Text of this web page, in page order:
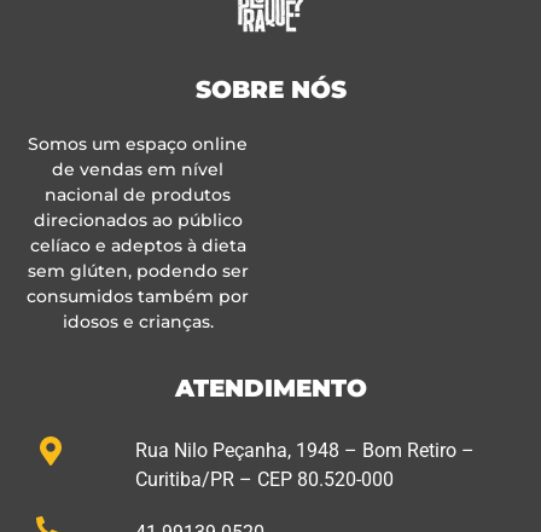
SOBRE NÓS
Somos um espaço online
de vendas em nível
nacional de produtos
direcionados ao público
celíaco e adeptos à dieta
sem glúten, podendo ser
consumidos também por
idosos e crianças.
ATENDIMENTO
Rua Nilo Peçanha, 1948 – Bom Retiro –
Curitiba/PR – CEP 80.520-000